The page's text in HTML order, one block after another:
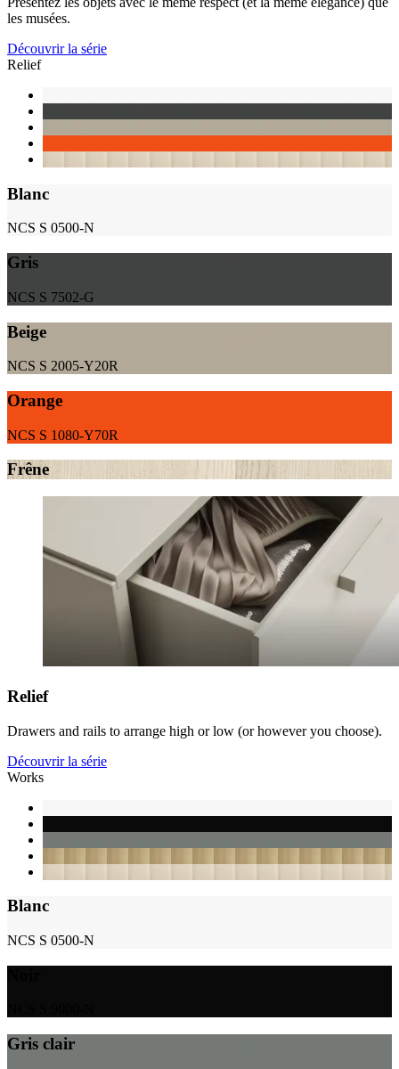
les musées.
Découvrir la série
Relief
Blanc
NCS S 0500-N
Gris
NCS S 7502-G
Beige
NCS S 2005-Y20R
Orange
NCS S 1080-Y70R
Frêne
Relief
Drawers and rails to arrange high or low (or however you choose).
Découvrir la série
Works
Blanc
NCS S 0500-N
Gris clair